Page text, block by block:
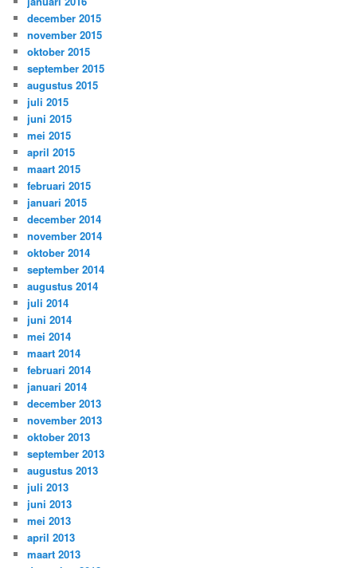
december 2015
november 2015
oktober 2015
september 2015
augustus 2015
juli 2015
juni 2015
mei 2015
april 2015
maart 2015
februari 2015
januari 2015
december 2014
november 2014
oktober 2014
september 2014
augustus 2014
juli 2014
juni 2014
mei 2014
maart 2014
februari 2014
januari 2014
december 2013
november 2013
oktober 2013
september 2013
augustus 2013
juli 2013
juni 2013
mei 2013
april 2013
maart 2013